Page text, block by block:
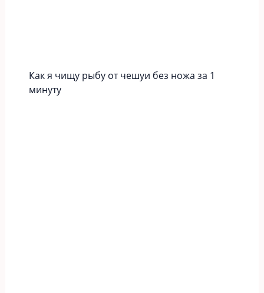
Как я чищу рыбу от чешуи без ножа за 1
минуту